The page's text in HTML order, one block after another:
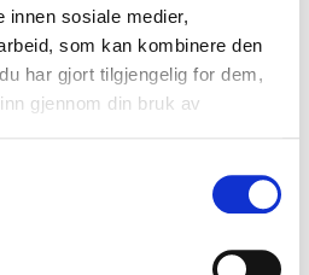
innen sosiale medier,
som kan kombinere den
har gjort tilgjengelig for dem,
gjennom din bruk av
kroner år 1913, 830S (mynten er
0 g Kontakt Lånekontoret for frakt